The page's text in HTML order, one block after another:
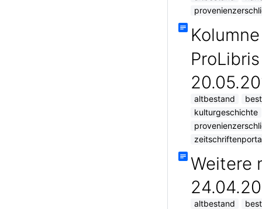
ProLibris
altbestand
kulturgeschichte
Weitere
altbestand